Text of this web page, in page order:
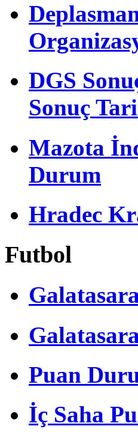
DGS
Sonuç
Mazota
Durum
Hradec
Futbol
Puan
İç Saha